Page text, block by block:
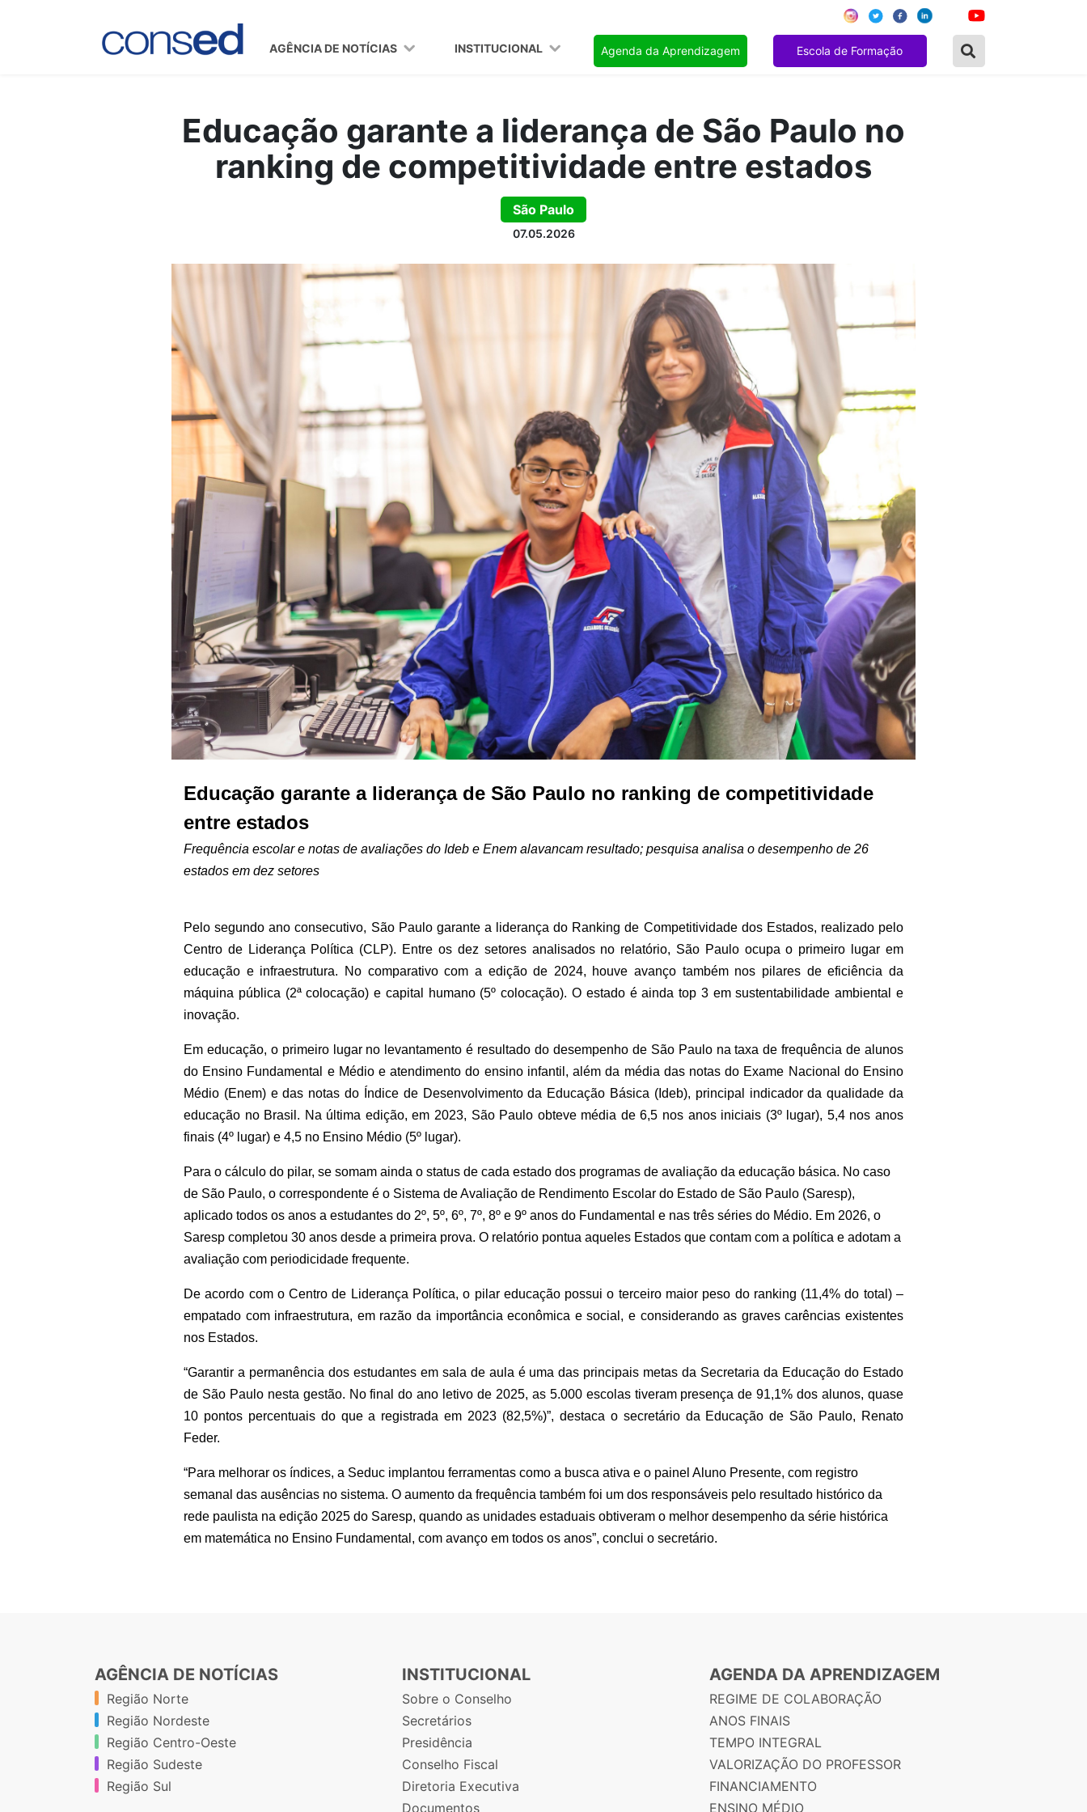
AGÊNCIA DE NOTÍCIAS INSTITUCIONAL Agenda da Aprendizagem Escola de Formação
Educação garante a liderança de São Paulo no
ranking de competitividade entre estados
São Paulo
07.05.2026
Educação garante a liderança de São Paulo no ranking de competitividade
entre estados
Frequência escolar e notas de avaliações do Ideb e Enem alavancam resultado; pesquisa analisa o desempenho de 26
estados em dez setores
Pelo segundo ano consecutivo, São Paulo garante a liderança do Ranking de Competitividade dos Estados, realizado pelo
Centro de Liderança Política (CLP). Entre os dez setores analisados no relatório, São Paulo ocupa o primeiro lugar em
educação e infraestrutura. No comparativo com a edição de 2024, houve avanço também nos pilares de eficiência da
máquina pública (2ª colocação) e capital humano (5º colocação). O estado é ainda top 3 em sustentabilidade ambiental e
inovação.
Em educação, o primeiro lugar no levantamento é resultado do desempenho de São Paulo na taxa de frequência de alunos
do Ensino Fundamental e Médio e atendimento do ensino infantil, além da média das notas do Exame Nacional do Ensino
Médio (Enem) e das notas do Índice de Desenvolvimento da Educação Básica (Ideb), principal indicador da qualidade da
educação no Brasil. Na última edição, em 2023, São Paulo obteve média de 6,5 nos anos iniciais (3º lugar), 5,4 nos anos
finais (4º lugar) e 4,5 no Ensino Médio (5º lugar).
Para o cálculo do pilar, se somam ainda o status de cada estado dos programas de avaliação da educação básica. No caso
de São Paulo, o correspondente é o Sistema de Avaliação de Rendimento Escolar do Estado de São Paulo (Saresp),
aplicado todos os anos a estudantes do 2º, 5º, 6º, 7º, 8º e 9º anos do Fundamental e nas três séries do Médio. Em 2026, o
Saresp completou 30 anos desde a primeira prova. O relatório pontua aqueles Estados que contam com a política e adotam a
avaliação com periodicidade frequente.
De acordo com o Centro de Liderança Política, o pilar educação possui o terceiro maior peso do ranking (11,4% do total) –
empatado com infraestrutura, em razão da importância econômica e social, e considerando as graves carências existentes
nos Estados.
“Garantir a permanência dos estudantes em sala de aula é uma das principais metas da Secretaria da Educação do Estado
de São Paulo nesta gestão. No final do ano letivo de 2025, as 5.000 escolas tiveram presença de 91,1% dos alunos, quase
10 pontos percentuais do que a registrada em 2023 (82,5%)”, destaca o secretário da Educação de São Paulo, Renato
Feder.
“Para melhorar os índices, a Seduc implantou ferramentas como a busca ativa e o painel Aluno Presente, com registro
semanal das ausências no sistema. O aumento da frequência também foi um dos responsáveis pelo resultado histórico da
rede paulista na edição 2025 do Saresp, quando as unidades estaduais obtiveram o melhor desempenho da série histórica
em matemática no Ensino Fundamental, com avanço em todos os anos”, conclui o secretário.
AGÊNCIA DE NOTÍCIAS
Região Norte
Região Nordeste
Região Centro-Oeste
Região Sudeste
Região Sul
INSTITUCIONAL
Sobre o Conselho
Secretários
Presidência
Conselho Fiscal
Diretoria Executiva
Documentos
AGENDA DA APRENDIZAGEM
REGIME DE COLABORAÇÃO
ANOS FINAIS
TEMPO INTEGRAL
VALORIZAÇÃO DO PROFESSOR
FINANCIAMENTO
ENSINO MÉDIO